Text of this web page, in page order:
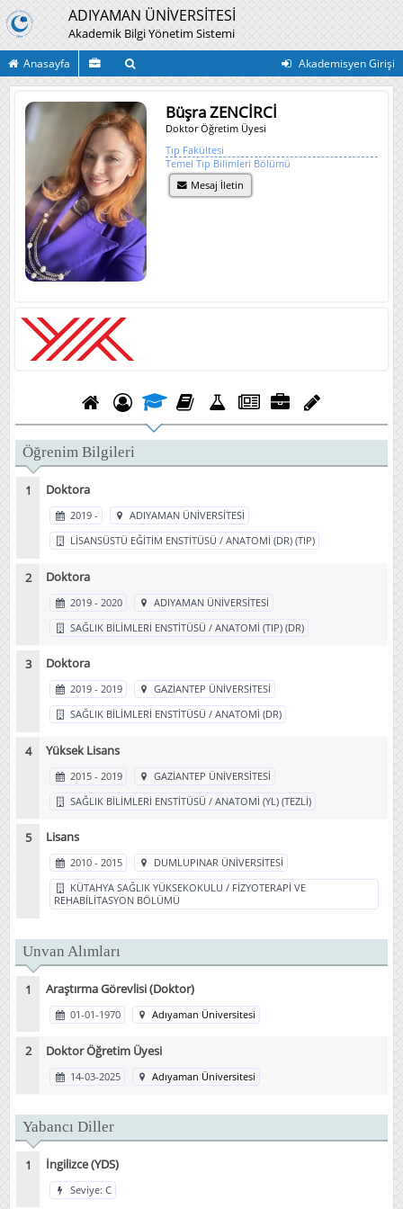
ADIYAMAN ÜNİVERSİTESİ
Akademik Bilgi Yönetim Sistemi
Anasayfa Akademisyen Girişi
Büşra ZENCİRCİ
Doktor Öğretim Üyesi
Tıp Fakültesi
Temel Tıp Bilimleri Bölümü
Mesaj İletin
Öğrenim Bilgileri
Doktora
2019 -
ADIYAMAN ÜNİVERSİTESİ
LİSANSÜSTÜ EĞİTİM ENSTİTÜSÜ / ANATOMİ (DR) (TIP)
Doktora
2019 - 2020
ADIYAMAN ÜNİVERSİTESİ
SAĞLIK BİLİMLERİ ENSTİTÜSÜ / ANATOMİ (TIP) (DR)
Doktora
2019 - 2019
GAZİANTEP ÜNİVERSİTESİ
SAĞLIK BİLİMLERİ ENSTİTÜSÜ / ANATOMİ (DR)
Yüksek Lisans
2015 - 2019
GAZİANTEP ÜNİVERSİTESİ
SAĞLIK BİLİMLERİ ENSTİTÜSÜ / ANATOMİ (YL) (TEZLİ)
Lisans
2010 - 2015
DUMLUPINAR ÜNİVERSİTESİ
KÜTAHYA SAĞLIK YÜKSEKOKULU / FİZYOTERAPİ VE
REHABİLİTASYON BÖLÜMÜ
Unvan Alımları
Araştırma Görevlisi (Doktor)
01-01-1970 Adıyaman Üniversitesi
Doktor Öğretim Üyesi
14-03-2025 Adıyaman Üniversitesi
Yabancı Diller
İngilizce (YDS)
Seviye: C